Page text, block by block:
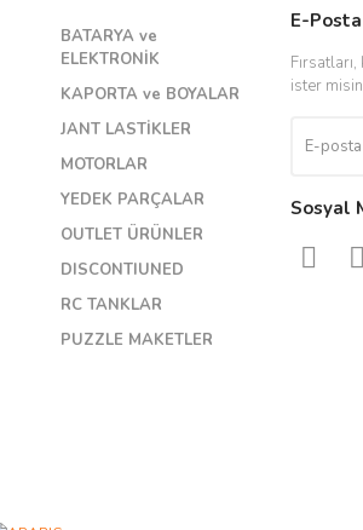
Yorum Yaz
BATARYA ve
ELEKTRONİK
KAPORTA ve BOYALAR
JANT LASTİKLER
MOTORLAR
YEDEK PARÇALAR
OUTLET ÜRÜNLER
DISCONTIUNED
RC TANKLAR
PUZZLE MAKETLER
E-
ister
Sosyal